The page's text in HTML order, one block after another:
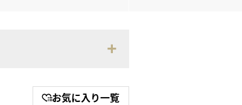
お気に入り一覧